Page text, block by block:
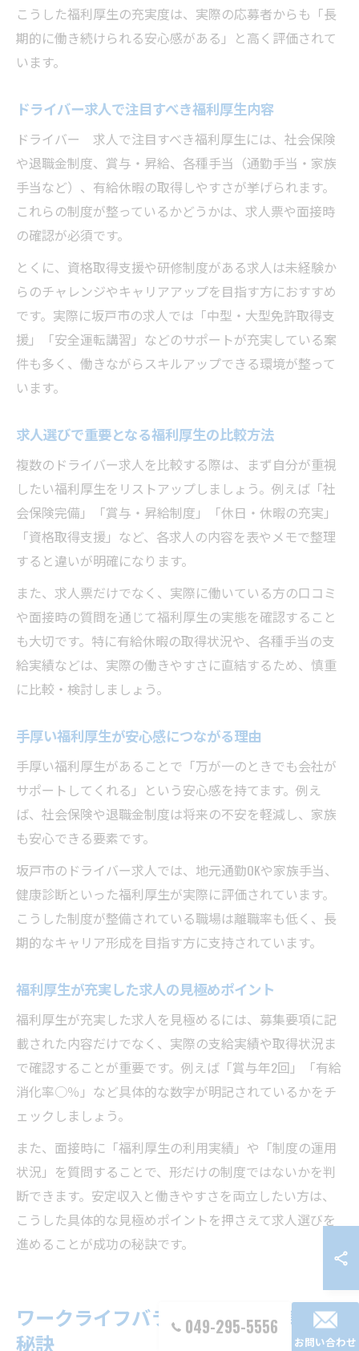
こうした福利厚生の充実度は、実際の応募者からも「長
期的に働き続けられる安心感がある」と高く評価されて
います。
ドライバー求人で注目すべき福利厚生内容
ドライバー 求人で注目すべき福利厚生には、社会保険
や退職金制度、賞与・昇給、各種手当（通勤手当・家族
手当など）、有給休暇の取得しやすさが挙げられます。
これらの制度が整っているかどうかは、求人票や面接時
の確認が必須です。
とくに、資格取得支援や研修制度がある求人は未経験か
らのチャレンジやキャリアアップを目指す方におすすめ
です。実際に坂戸市の求人では「中型・大型免許取得支
援」「安全運転講習」などのサポートが充実している案
件も多く、働きながらスキルアップできる環境が整って
います。
求人選びで重要となる福利厚生の比較方法
複数のドライバー求人を比較する際は、まず自分が重視
したい福利厚生をリストアップしましょう。例えば「社
会保険完備」「賞与・昇給制度」「休日・休暇の充実」
「資格取得支援」など、各求人の内容を表やメモで整理
すると違いが明確になります。
また、求人票だけでなく、実際に働いている方の口コミ
や面接時の質問を通じて福利厚生の実態を確認すること
も大切です。特に有給休暇の取得状況や、各種手当の支
給実績などは、実際の働きやすさに直結するため、慎重
に比較・検討しましょう。
手厚い福利厚生が安心感につながる理由
手厚い福利厚生があることで「万が一のときでも会社が
サポートしてくれる」という安心感を持てます。例え
ば、社会保険や退職金制度は将来の不安を軽減し、家族
も安心できる要素です。
坂戸市のドライバー求人では、地元通勤OKや家族手当、
健康診断といった福利厚生が実際に評価されています。
こうした制度が整備されている職場は離職率も低く、長
期的なキャリア形成を目指す方に支持されています。
福利厚生が充実した求人の見極めポイント
福利厚生が充実した求人を見極めるには、募集要項に記
載された内容だけでなく、実際の支給実績や取得状況ま
で確認することが重要です。例えば「賞与年2回」「有給
消化率○％」など具体的な数字が明記されているかをチ
ェックしましょう。
また、面接時に「福利厚生の利用実績」や「制度の運用
状況」を質問することで、形だけの制度ではないかを判
断できます。安定収入と働きやすさを両立したい方は、
こうした具体的な見極めポイントを押さえて求人選びを
進めることが成功の秘訣です。
ワークライフバランスを叶える転職の
秘訣
049-295-5556
お問い合わせ